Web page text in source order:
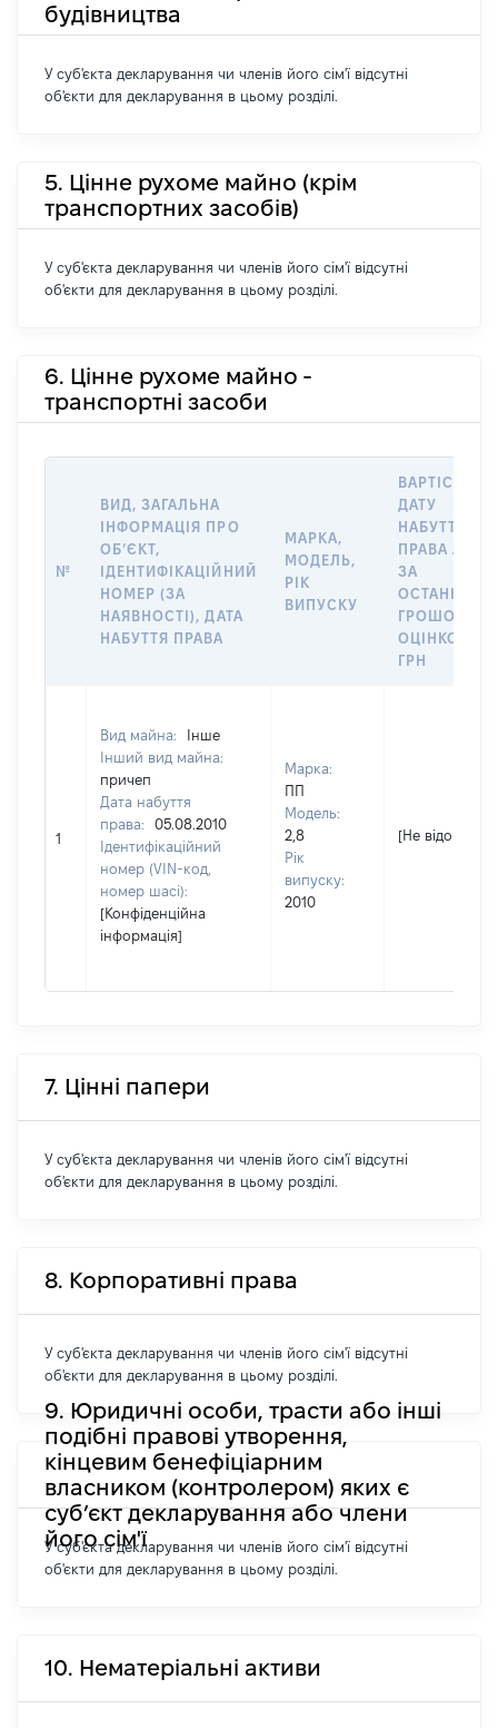
будівництва
У суб'єкта декларування чи членів його сім'ї відсутні
об'єкти для декларування в цьому розділі.
5. Цінне рухоме майно (крім
транспортних засобів)
У суб'єкта декларування чи членів його сім'ї відсутні
об'єкти для декларування в цьому розділі.
6. Цінне рухоме майно -
транспортні засоби
№
ВИД, ЗАГАЛЬНА
ІНФОРМАЦІЯ ПРО
ОБʼЄКТ,
ІДЕНТИФІКАЦІЙНИЙ
НОМЕР (ЗА
НАЯВНОСТІ), ДАТА
НАБУТТЯ ПРАВА
МАРКА,
МОДЕЛЬ,
РІК
ВИПУСКУ
ВАРТІСТЬ НА
ДАТУ
НАБУТТЯ
ПРАВА АБО
ЗА
ГРОШОВОЮ
ОЦІНКОЮ,
ГРН
1
Вид майна:
Інше
Інший вид майна:
причеп
Дата набуття
права:
05.08.2010
Ідентифікаційний
номер (VIN-код,
номер шасі):
[Конфіденційна
інформація]
Марка:
ПП
Модель:
2,8
Рік
випуску:
2010
[Не відомо]
7. Цінні папери
У суб'єкта декларування чи членів його сім'ї відсутні
об'єкти для декларування в цьому розділі.
8. Корпоративні права
У суб'єкта декларування чи членів його сім'ї відсутні
об'єкти для декларування в цьому розділі.
9. Юридичні особи, трасти або інші
подібні правові утворення,
кінцевим бенефіціарним
власником (контролером) яких є
суб’єкт декларування або члени
його сім'ї
У суб'єкта декларування чи членів його сім'ї відсутні
об'єкти для декларування в цьому розділі.
10. Нематеріальні активи